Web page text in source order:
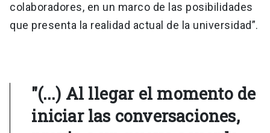
colaboradores, en un marco de las posibilidades
que presenta la realidad actual de la universidad”.
"(...) Al llegar el momento de
iniciar las conversaciones,